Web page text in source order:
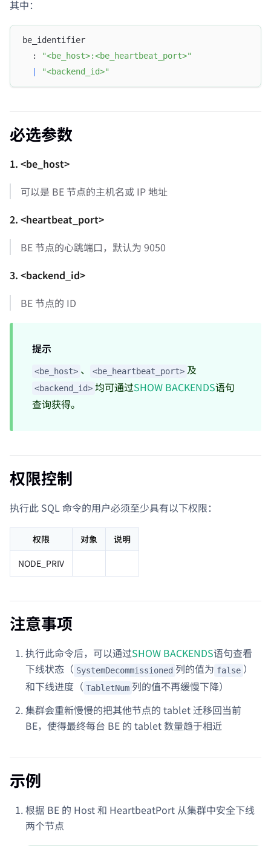
其中：
be_identifier
  :
"<be_host>:<be_heartbeat_port>"
"<backend_id>"
必选参数
1. <be_host>
可以是 BE 节点的主机名或 IP 地址
2. <heartbeat_port>
BE 节点的心跳端口，默认为 9050
3. <backend_id>
BE 节点的 ID
提示
<be_host> 、 <be_heartbeat_port> 及
<backend_id> 均可通过SHOW BACKENDS语句
查询获得。
权限控制
执行此 SQL 命令的用户必须至少具有以下权限：
权限 对象
说明
NODE_PRIV
注意事项
执行此命令后，可以通过SHOW BACKENDS语句查看
下线状态（ SystemDecommissioned 列的值为 false ）
和下线进度（ TabletNum 列的值不再缓慢下降）
集群会重新慢慢的把其他节点的 tablet 迁移回当前
BE，使得最终每台 BE 的 tablet 数量趋于相近
示例
根据 BE 的 Host 和 HeartbeatPort 从集群中安全下线
两个节点